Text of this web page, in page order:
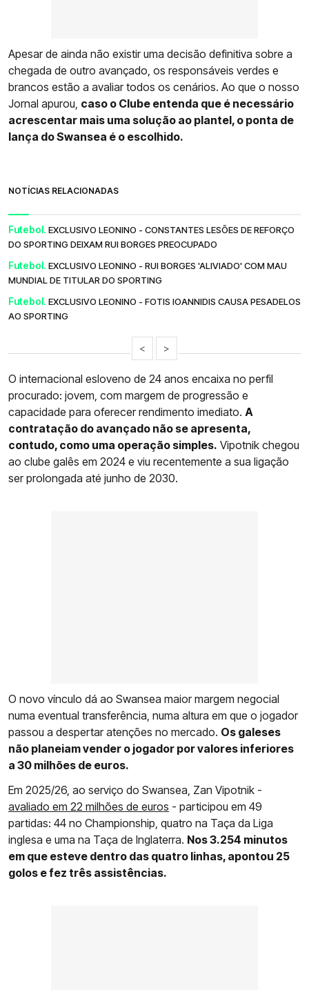
Apesar de ainda não existir uma decisão definitiva sobre a
chegada de outro avançado, os responsáveis verdes e
brancos estão a avaliar todos os cenários. Ao que o nosso
Jornal apurou, caso o Clube entenda que é necessário
acrescentar mais uma solução ao plantel, o ponta de
lança do Swansea é o escolhido.
NOTÍCIAS RELACIONADAS
Futebol. EXCLUSIVO LEONINO - CONSTANTES LESÕES DE REFORÇO
DO SPORTING DEIXAM RUI BORGES PREOCUPADO
Futebol. EXCLUSIVO LEONINO - RUI BORGES 'ALIVIADO' COM MAU
MUNDIAL DE TITULAR DO SPORTING
Futebol. EXCLUSIVO LEONINO - FOTIS IOANNIDIS CAUSA PESADELOS
AO SPORTING
< >
O internacional esloveno de 24 anos encaixa no perfil
procurado: jovem, com margem de progressão e
capacidade para oferecer rendimento imediato. A
contratação do avançado não se apresenta,
contudo, como uma operação simples. Vipotnik chegou
ao clube galês em 2024 e viu recentemente a sua ligação
ser prolongada até junho de 2030.
O novo vínculo dá ao Swansea maior margem negocial
numa eventual transferência, numa altura em que o jogador
passou a despertar atenções no mercado. Os galeses
não planeiam vender o jogador por valores inferiores
a 30 milhões de euros.
Em 2025/26, ao serviço do Swansea, Zan Vipotnik -
avaliado em 22 milhões de euros - participou em 49
partidas: 44 no Championship, quatro na Taça da Liga
inglesa e uma na Taça de Inglaterra. Nos 3.254 minutos
em que esteve dentro das quatro linhas, apontou 25
golos e fez três assistências.